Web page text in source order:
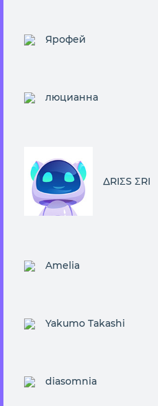
Ярофей
люцианна
ΔRIΣS ΣRI
Amelia
Yakumo Takashi
diasomnia